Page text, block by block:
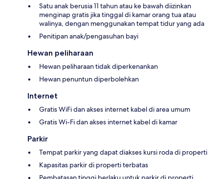
Satu anak berusia 11 tahun atau ke bawah diizinkan
menginap gratis jika tinggal di kamar orang tua atau
walinya, dengan menggunakan tempat tidur yang ada
Penitipan anak/pengasuhan bayi
Hewan peliharaan
Hewan peliharaan tidak diperkenankan
Hewan penuntun diperbolehkan
Internet
Gratis WiFi dan akses internet kabel di area umum
Gratis Wi-Fi dan akses internet kabel di kamar
Parkir
Tempat parkir yang dapat diakses kursi roda di properti
Kapasitas parkir di properti terbatas